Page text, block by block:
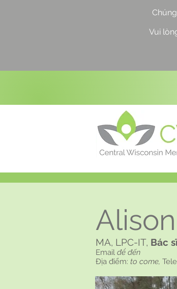
Vui
MA, LPC-IT, Bác
Email để đến
Địa điểm: to come,